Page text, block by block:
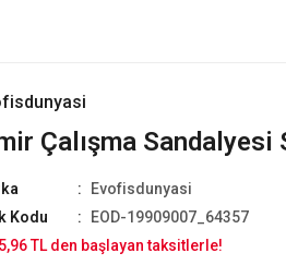
Çalışma Sandalyesi
Evofisdunyasi
Kodu
EOD-19909007_64357
TL den başlayan taksitlerle!